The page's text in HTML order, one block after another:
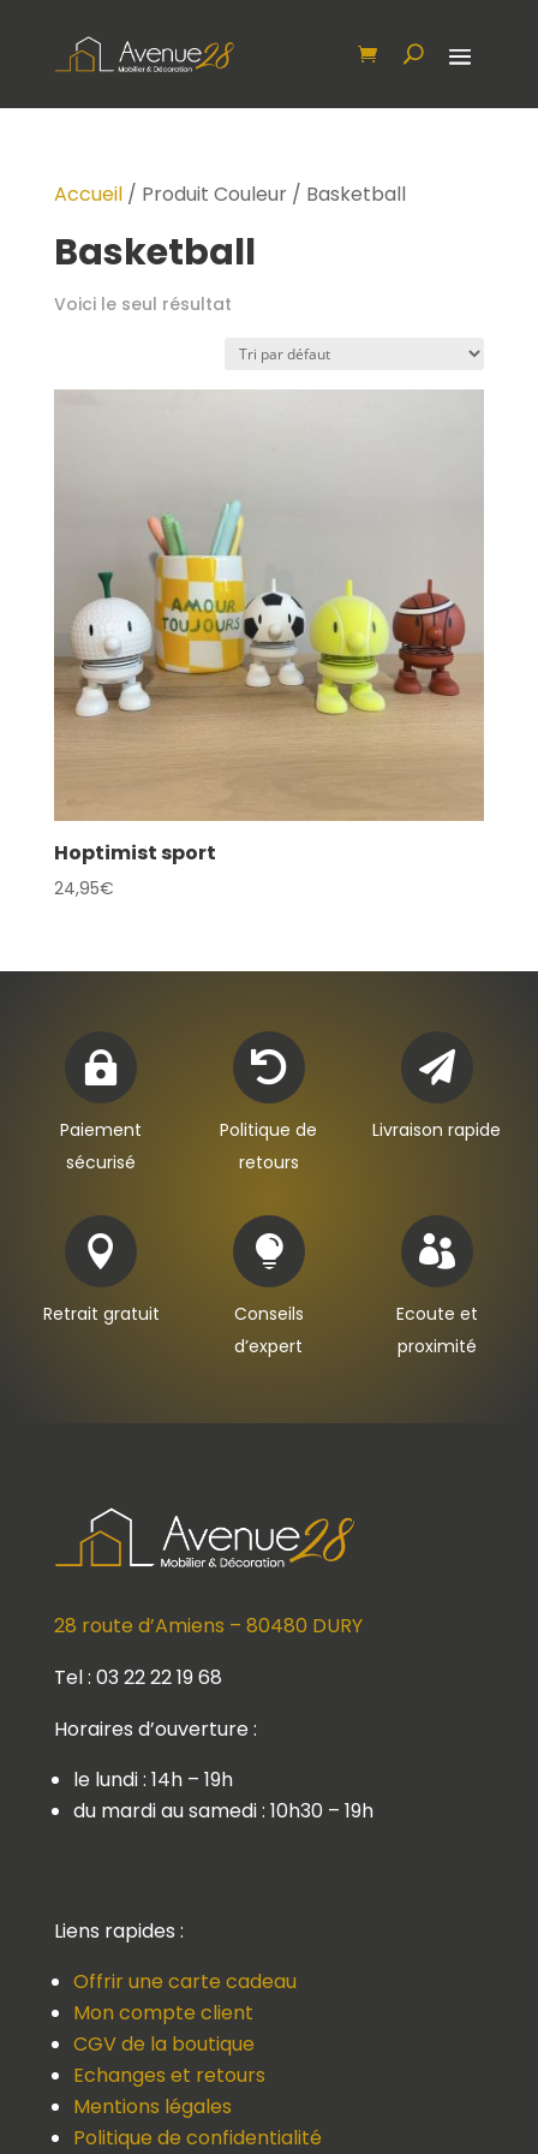
Accueil/ Produit Couleur / Basketball
Basketball
Voici le seul résultat
Hoptimist sport
24,95€

Paiement
sécurisé

Politique de
retours

Livraison rapide

Retrait gratuit

Conseils
d’expert

Ecoute et
proximité
28 route d’Amiens – 80480 DURY
Tel : 03 22 22 19 68
Horaires d’ouverture :
le lundi : 14h – 19h
du mardi au samedi : 10h30 – 19h
Liens rapides :
Offrir une carte cadeau
Mon compte client
CGV de la boutique
Echanges et retours
Mentions légales
Politique de confidentialité